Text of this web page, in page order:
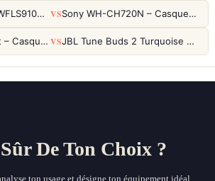
Sony LinkBuds Fit WFLS910NW Blanc – Écouteurs Sport Ailes ANC VS Sony WH-CH720N – Casque ANC 35h, Ultra-léger (192g) avec Processeur V1
POGS The Elephant – Casque Filaire Enfants 85dB POGS-Safe™ (Éco-Responsable) VS JBL Tune Buds 2 Turquoise – Écouteurs True Wireless avec ANC et autonomie 48h
De Ton Choix ?
ton usage et désigne ton équipement idéal.